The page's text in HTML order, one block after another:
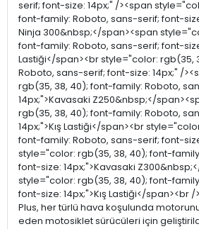
serif; font-size: 14px;" /><span
font-family: Roboto, sans-serif; font-
Ninja 300&nbsp;</span><span
font-family: Roboto, sans-serif; font-
Lastiği</span><br style="color: rgb(35,
Roboto, sans-serif; font-size: 14px;" /
rgb(35, 38, 40); font-family: Roboto,
14px;">Kavasaki Z250&nbsp;</
rgb(35, 38, 40); font-family: Roboto,
14px;">Kış Lastiği</span><br
font-family: Roboto, sans-serif; font-
style="color: rgb(35, 38, 40); font-
font-size: 14px;">Kavasaki
style="color: rgb(35, 38, 40); font-
font-size: 14px;">Kış Lastiği</span><br
Plus, her türlü hava koşulunda
eden motosiklet sürücüleri için